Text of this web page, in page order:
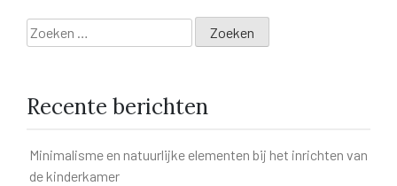
Zoeken
naar:
Recente berichten
Minimalisme en natuurlijke elementen bij het inrichten van
de kinderkamer